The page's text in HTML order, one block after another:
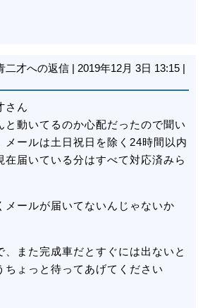
二才への返信 | 2019年12月 3日 13:15 |
さん
と動いてるのか心配だったので聞い
メールは土日祝日を除く24時間以内
在届いている分はすべて対応済みら
メールが届いてないんじゃないか
、また完成車だとすぐには出ないと
ちょっと待ってあげてください